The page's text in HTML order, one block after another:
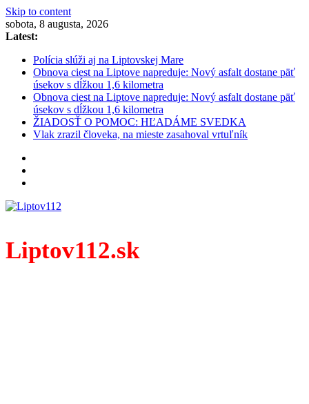
Skip to content
sobota, 8 augusta, 2026
Latest:
Polícia slúži aj na Liptovskej Mare
Obnova ciest na Liptove napreduje: Nový asfalt dostane päť
úsekov s dĺžkou 1,6 kilometra
Obnova ciest na Liptove napreduje: Nový asfalt dostane päť
úsekov s dĺžkou 1,6 kilometra
ŽIADOSŤ O POMOC: HĽADÁME SVEDKA
Vlak zrazil človeka, na mieste zasahoval vrtuľník
Liptov112.sk